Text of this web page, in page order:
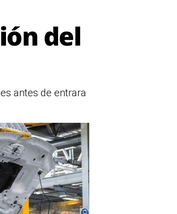
del
antes de entrara